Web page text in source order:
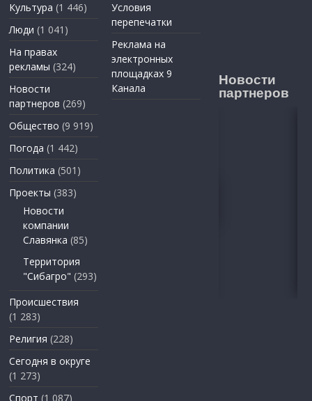
Культура (1 446)
Люди (1 041)
На правах
рекламы (324)
Новости
партнеров (269)
Общество (9 919)
Погода (1 442)
Политика (501)
Проекты (383)
Новости
компании
Славянка (85)
Территория
"Сибагро" (293)
Происшествия
(1 283)
Религия (228)
Сегодня в округе
(1 273)
Спорт (1 087)
Условия
перепечатки
Реклама на
электронных
площадках 9
Канала
Новости
партнеров